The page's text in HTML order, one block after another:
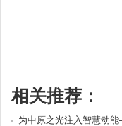
相关推荐：
为中原之光注入智慧动